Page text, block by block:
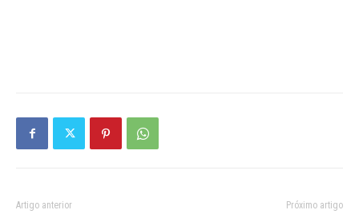
Artigo anterior Próximo artigo